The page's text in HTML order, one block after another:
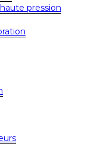
pression